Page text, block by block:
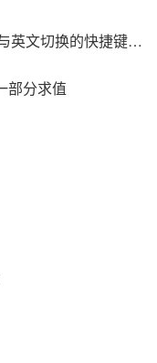
进入 word 的编辑状态后,进行中文与英文切换的快捷键是什么？
部分求值